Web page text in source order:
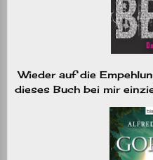
Wieder auf die
dieses Buch bei mir